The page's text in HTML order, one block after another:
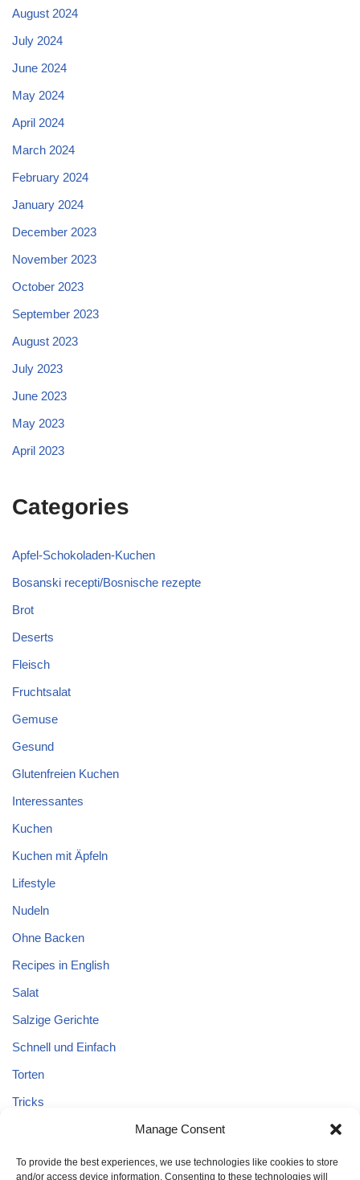
Manage Consent
To provide the best experiences, we use technologies like cookies to store
and/or access device information. Consenting to these technologies will
August 2024
July 2024
June 2024
May 2024
April 2024
March 2024
February 2024
January 2024
December 2023
November 2023
October 2023
September 2023
August 2023
July 2023
June 2023
May 2023
April 2023
Categories
Apfel-Schokoladen-Kuchen
Bosanski recepti/Bosnische rezepte
Brot
Deserts
Fleisch
Fruchtsalat
Gemuse
Gesund
Glutenfreien Kuchen
Interessantes
Kuchen
Kuchen mit Äpfeln
Lifestyle
Nudeln
Ohne Backen
Recipes in English
Salat
Salzige Gerichte
Schnell und Einfach
Torten
Tricks
Uncategorized